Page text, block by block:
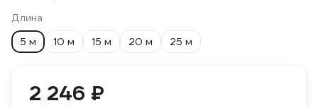
Длина
5 м
10 м 15 м 20 м 25 м
2 246 ₽